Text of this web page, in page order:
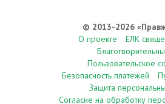
© 2013-2026
О проекте
ЕЛК
Пользовательское
Безопасность платежей
Защита
Согласие на обработку